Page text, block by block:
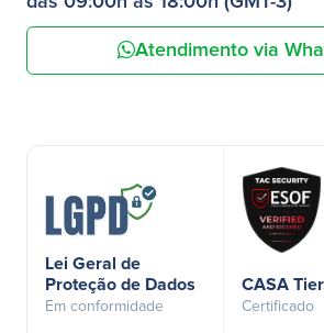
Atendimento via
Lei Geral de
Proteção de Dados
Em conformidade
CASA
Certificado